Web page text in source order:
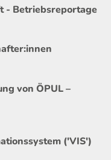
- Betriebsreportage
von ÖPUL –
('VIS')